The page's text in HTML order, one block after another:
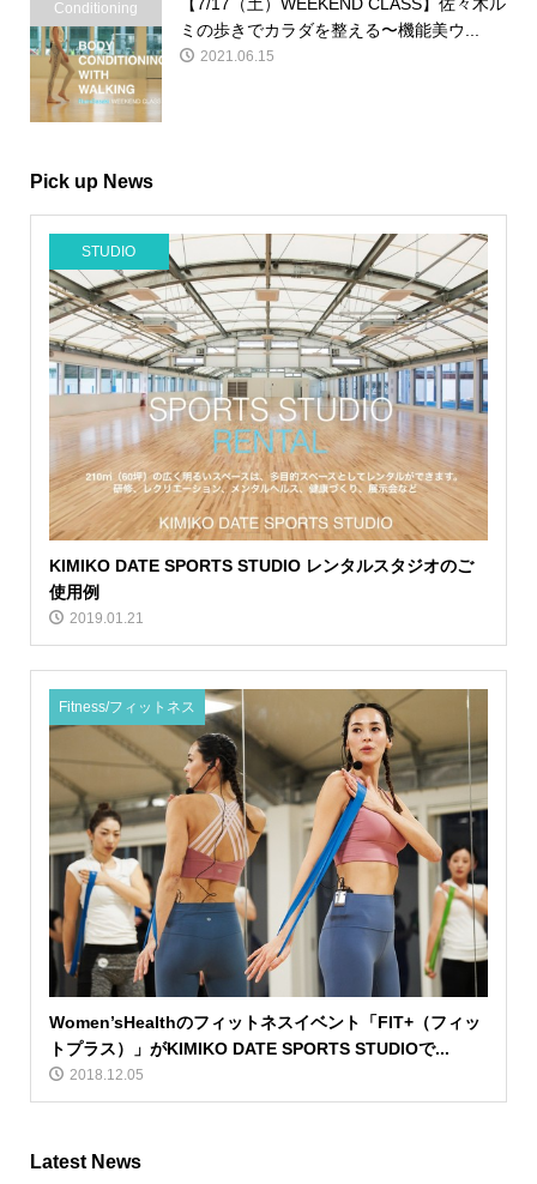
Conditioning
ミの歩きでカラダを整える〜機能美ウ...
2021.06.15
Pick up News
STUDIO
KIMIKO DATE SPORTS STUDIO​ レンタルスタジオのご
使用例
2019.01.21
Fitness/フィットネス
Women’sHealthのフィットネスイベント「FIT+（フィッ
トプラス）」がKIMIKO DATE SPORTS STUDIOで...
2018.12.05
Latest News